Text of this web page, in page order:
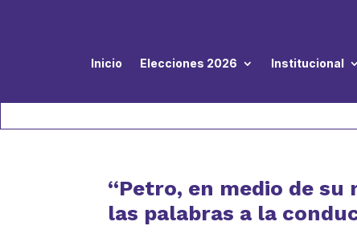
Inicio Elecciones 2026 Institucional
“Petro, en medio de su
las palabras a la